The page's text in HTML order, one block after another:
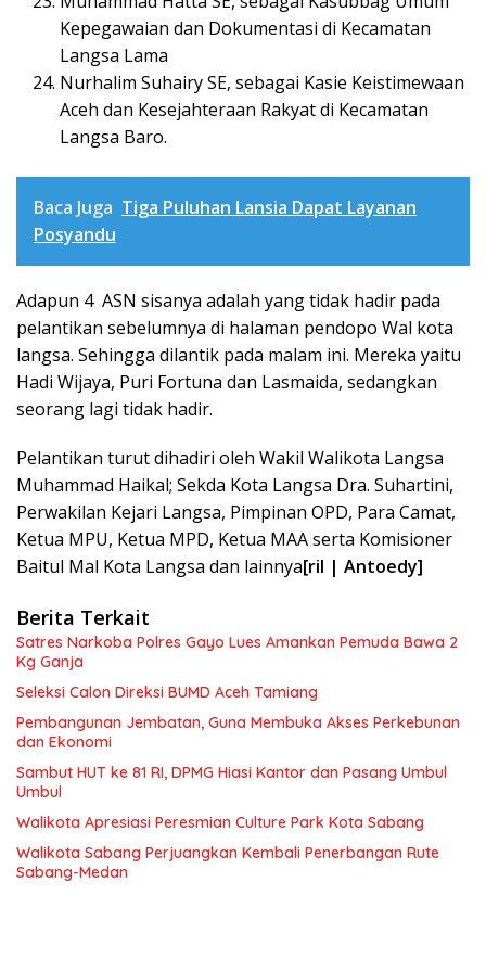
Kepegawaian dan Dokumentasi di Kecamatan
Langsa Lama
Nurhalim Suhairy SE, sebagai Kasie Keistimewaan
Aceh dan Kesejahteraan Rakyat di Kecamatan
Langsa Baro.
Baca Juga Tiga Puluhan Lansia Dapat Layanan
Posyandu
Adapun 4 ASN sisanya adalah yang tidak hadir pada
pelantikan sebelumnya di halaman pendopo Wal kota
langsa. Sehingga dilantik pada malam ini. Mereka yaitu
Hadi Wijaya, Puri Fortuna dan Lasmaida, sedangkan
seorang lagi tidak hadir.
Pelantikan turut dihadiri oleh Wakil Walikota Langsa
Muhammad Haikal; Sekda Kota Langsa Dra. Suhartini,
Perwakilan Kejari Langsa, Pimpinan OPD, Para Camat,
Ketua MPU, Ketua MPD, Ketua MAA serta Komisioner
Baitul Mal Kota Langsa dan lainnya[ril | Antoedy]
Berita Terkait
Satres Narkoba Polres Gayo Lues Amankan Pemuda Bawa 2
Kg Ganja
Seleksi Calon Direksi BUMD Aceh Tamiang
Pembangunan Jembatan, Guna Membuka Akses Perkebunan
dan Ekonomi
Sambut HUT ke 81 RI, DPMG Hiasi Kantor dan Pasang Umbul
Umbul
Walikota Apresiasi Peresmian Culture Park Kota Sabang
Walikota Sabang Perjuangkan Kembali Penerbangan Rute
Sabang-Medan